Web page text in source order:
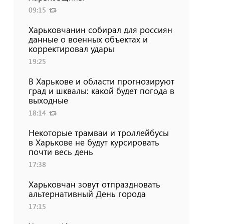
09:15
Харьковчанин собирал для россиян
данные о военных объектах и ​​
корректировал удары
19:25
В Харькове и области прогнозируют
град и шквалы: какой будет погода в
выходные
18:14
Некоторые трамваи и троллейбусы
в Харькове не будут курсировать
почти весь день
17:38
Харьковчан зовут отпраздновать
альтернативный День города
17:15